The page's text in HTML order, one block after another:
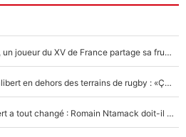
Mis de côté par Fabien Galthié, un joueur du XV de France partage sa frustration : «ils ne me l’ont pas dit tout de suite»
La raison d'être de Matthieu Jalibert en dehors des terrains de rugby : «Ça m'atteint autant que si tu touches à un membre de ma famille»
XV de France - Matthieu Jalibert a tout changé : Romain Ntamack doit-il s’inquiéter pour sa place à un an de la Coupe du monde ?